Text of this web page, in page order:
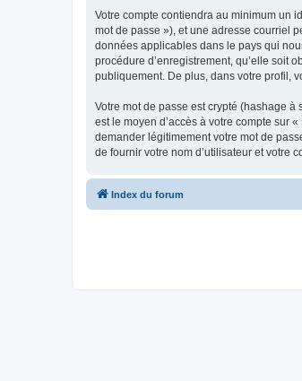
Votre compte contiendra au minimum un
mot de passe »), et une adresse courriel
données applicables dans le pays qui
procédure d’enregistrement, qu’elle soit
publiquement. De plus, dans votre profil,
Votre mot de passe est crypté (hashage
est le moyen d’accès à votre compte sur
demander légitimement votre mot de
de fournir votre nom d’utilisateur et votre
Index du forum